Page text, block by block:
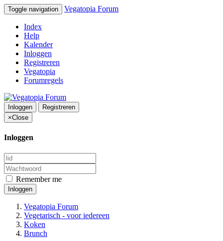
Toggle navigation Vegatopia Forum
Index
Help
Kalender
Inloggen
Registreren
Vegatopia
Forumregels
Inloggen
Registreren
×Close
Inloggen
Remember me
Inloggen
Vegatopia Forum
Vegetarisch - voor iedereen
Koken
Brunch